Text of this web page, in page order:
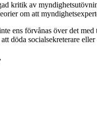
kritik av
om att
ens förvånas över det
döda socialsekreterare eller